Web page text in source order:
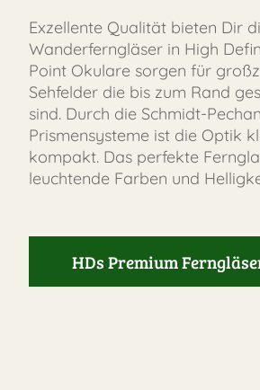
Exzellente Qualität bieten Dir
Wanderferngläser in High
Point Okulare sorgen für
Sehfelder die bis zum Rand
sind. Durch die Schmidt-
Prismensysteme ist die Optik
kompakt. Das perfekte
leuchtende Farben und
HDs Premium